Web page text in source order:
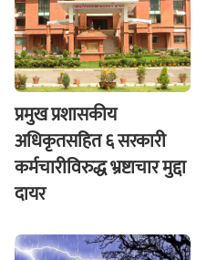
प्रमुख प्रशासकीय
अधिकृतसहित ६ सरकारी
कर्मचारीविरुद्ध भ्रष्टाचार मुद्दा
दायर